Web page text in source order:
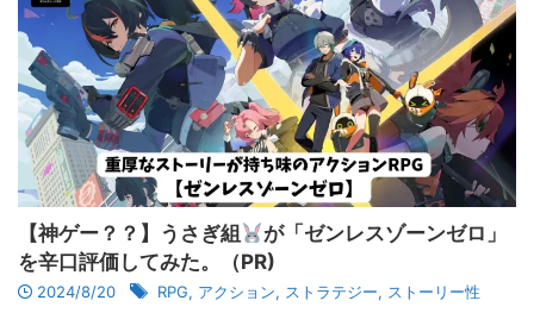
【神ゲー？？】うさぎ組
が「‎ゼンレスゾーンゼロ」
を辛口評価してみた。（PR)
2024/8/20 RPG, アクション, ストラテジー, ストーリー性